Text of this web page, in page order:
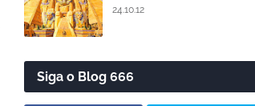
24.10.12
Siga o Blog 666